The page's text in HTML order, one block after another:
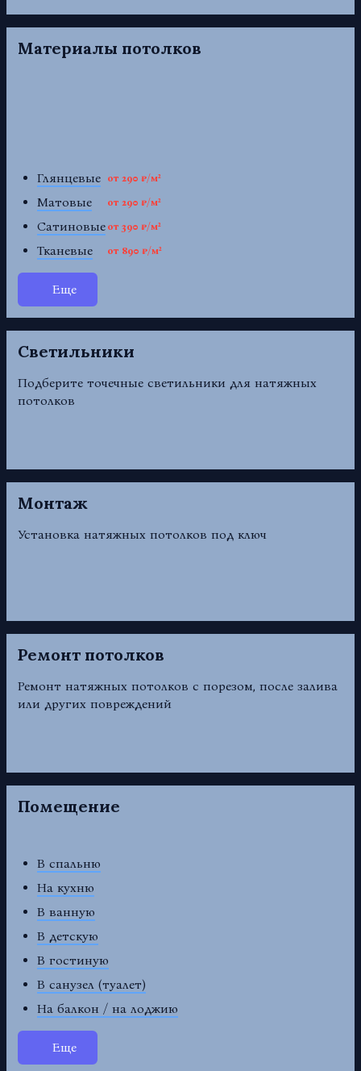
Материалы потолков
Глянцевые от 290 ₽/м²
Матовые от 290 ₽/м²
Сатиновые от 390 ₽/м²
Тканевые от 890 ₽/м²
Еще
Светильники
Подберите точечные светильники для натяжных
потолков
Монтаж
Установка натяжных потолков под ключ
Ремонт потолков
Ремонт натяжных потолков с порезом, после залива
или других повреждений
Помещение
В спальню
На кухню
В ванную
В детскую
В гостиную
В санузел (туалет)
На балкон / на лоджию
Еще